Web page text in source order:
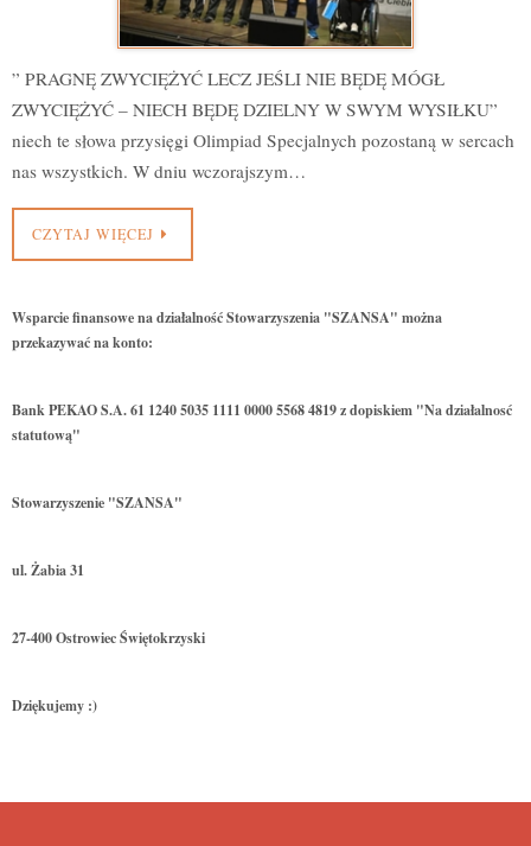
” PRAGNĘ ZWYCIĘŻYĆ LECZ JEŚLI NIE BĘDĘ MÓGŁ
ZWYCIĘŻYĆ – NIECH BĘDĘ DZIELNY W SWYM WYSIŁKU”
niech te słowa przysięgi Olimpiad Specjalnych pozostaną w sercach
nas wszystkich. W dniu wczorajszym…
CZYTAJ WIĘCEJ
Wsparcie finansowe na działalność Stowarzyszenia "SZANSA" można
przekazywać na konto:
Bank PEKAO S.A. 61 1240 5035 1111 0000 5568 4819 z dopiskiem "Na działalnosć
statutową"
Stowarzyszenie "SZANSA"
ul. Żabia 31
27-400 Ostrowiec Świętokrzyski
Dziękujemy :)